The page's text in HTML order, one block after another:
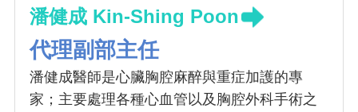
潘健成 Kin-Shing Poon
代理副部主任
潘健成醫師是心臟胸腔麻醉與重症加護的專
家；主要處理各種心血管以及胸腔外科手術之